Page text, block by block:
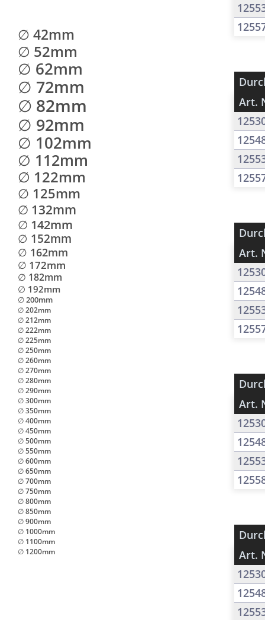
Art.
Art.
Art.
Art.
∅ 42mm
∅ 52mm
∅ 62mm
∅ 72mm
∅ 82mm
∅ 92mm
∅ 102mm
∅ 112mm
∅ 122mm
∅ 125mm
∅ 132mm
∅ 142mm
∅ 152mm
∅ 162mm
∅ 172mm
∅ 182mm
∅ 192mm
∅ 200mm
∅ 202mm
∅ 212mm
∅ 222mm
∅ 225mm
∅ 250mm
∅ 260mm
∅ 270mm
∅ 280mm
∅ 290mm
∅ 300mm
∅ 350mm
∅ 400mm
∅ 450mm
∅ 500mm
∅ 550mm
∅ 600mm
∅ 650mm
∅ 700mm
∅ 750mm
∅ 800mm
∅ 850mm
∅ 900mm
∅ 1000mm
∅ 1100mm
∅ 1200mm